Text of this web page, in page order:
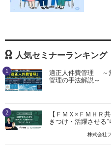
人気セミナーランキング
1
適正人件費管理 ～
管理の手法解説～
2
【ＦＭＸ×ＦＭＨＲ
きつけ・活躍させる”
株式会社